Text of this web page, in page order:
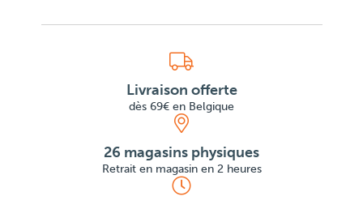
Livraison offerte
dès 69€ en Belgique
26 magasins physiques
Retrait en magasin en 2 heures